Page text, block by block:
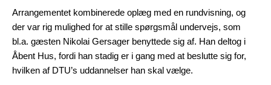
Arrangementet kombinerede oplæg med en rundvisning, og
der var rig mulighed for at stille spørgsmål undervejs, som
bl.a. gæsten Nikolai Gersager benyttede sig af. Han deltog i
Åbent Hus, fordi han stadig er i gang med at beslutte sig for,
hvilken af DTU’s uddannelser han skal vælge.